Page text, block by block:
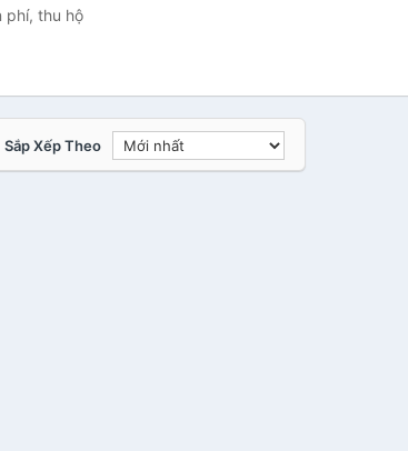
TÍNH & LAPTOP
phí, thu hộ
Sắp Xếp Theo